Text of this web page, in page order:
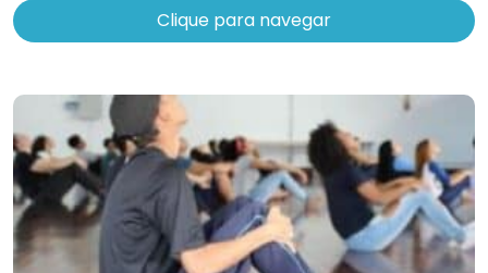
Clique para navegar